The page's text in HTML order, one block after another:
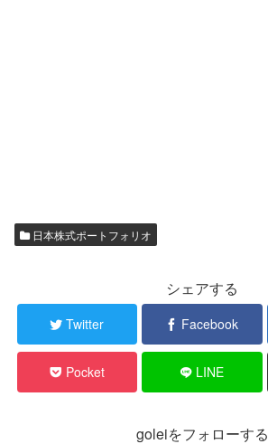
日本株式ポートフォリオ
シェアする
Twitter Facebook
Pocket LINE
goleiをフォローする